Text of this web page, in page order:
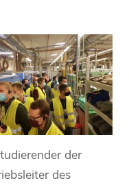
der
des